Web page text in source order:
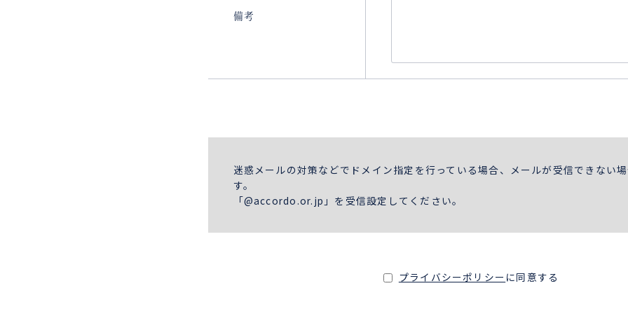
備考
迷惑メールの対策などでドメイン指定を行っている場合、メールが受信できない
す。
「@accordo.or.jp」を受信設定してください。
プライバシーポリシー に同意する